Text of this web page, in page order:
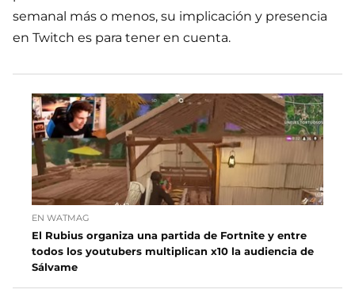
semanal más o menos, su implicación y presencia
en Twitch es para tener en cuenta.
EN WATMAG
El Rubius organiza una partida de Fortnite y entre
todos los youtubers multiplican x10 la audiencia de
Sálvame